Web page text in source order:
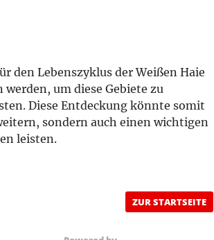
den Lebenszyklus der Weißen Haie
um diese Gebiete zu
Diese Entdeckung könnte somit
sondern auch einen wichtigen
leisten.
ZUR STARTSEITE